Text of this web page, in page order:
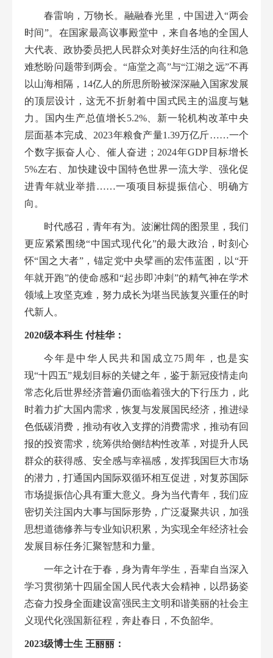
春雷响，万物长。融融春光里，中国进入“两会
时间”。在国家最高议事殿堂中 ，来自各地的全国人
大代表、政协委员把人民群众对美好生活的向往和急
难愁盼问题带到两会。“庙堂之高”与“江湖之远”不再
以山海相隔， 14亿人的所思所盼被深深融入国家发展
的顶层设计，这无不折射着中国式民主的温度与魅
力。国内生产总值增长5.2%、新一轮机构改革中央
层面基本完成、2023年粮食产量1.39万亿斤……一个
个数字振奋人心、催人奋进；2024年GDP目标增长
5%左右、加快建设中国特色世界一流大学、强化促
进青年就业举措……一项项目标提振信心、明确方
向。
时代感召，青年有为。波澜壮阔的图景里，我们
更应紧紧围绕“中国式现代化”的最大政治，时刻心
怀“国之大者”，锚定党中央擘画的宏伟蓝图，以“开
年就开跑”的使命感和“起步即冲刺”的精气神在学术
领域上攻坚克难，努力成长为堪当民族复兴重任的时
代新人。
2020级本科生 付桂华：
今年是中华人民共和国成立75周年，也是实
现“十四五”规划目标的关键之年，鉴于新冠疫情走向
常态化后世界经济普遍仍面临着强大的下行压力，此
时着力扩大国内需求，恢复与发展国民经济，推进绿
色低碳消费，推动有收入支撑的消费需求，推动有回
报的投资需求，统筹供给侧结构性改革，对提升人民
群众的获得感、安全感与幸福感，发挥我国巨大市场
的潜力，打通国内国际双循环相互促进，对复苏国际
市场提振信心具有重大意义。 身为当代青年，我们应
密切关注国内大事与国际形势，广泛凝聚共识，加强
思想道德修养与专业知识积累，为实现全年经济社会
发展目标任务汇聚智慧和力量。
一年之计在于春，身为青年学生，吾辈自当深入
学习贯彻第十四届全国人民代表大会精神，以昂扬姿
态奋力投身全面建设富强民主文明和谐美丽的社会主
义现代化强国新征程，奔赴春日，不负韶华。
2023级博士生 王丽丽 ：